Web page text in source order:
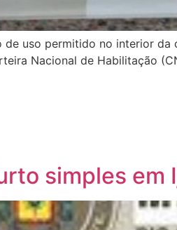
uso permitido no interior da
Nacional de Habilitação
simples em